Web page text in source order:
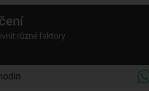
různé faktory